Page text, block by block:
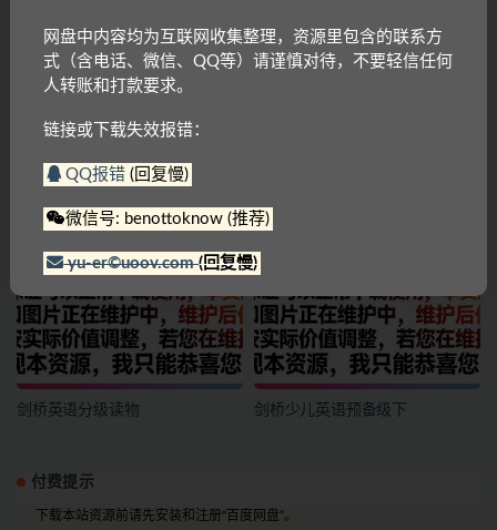
单词课
剑桥英语分级读物 剑桥少儿英语预备级下
付费提示
下载本站资源前请先安装和注册“百度网盘”。
网盘中内容均为互联网收集整理，资源里包含的联系方
式（含电话、微信、QQ等）请谨慎对待，不要轻信任何
人转账和打款要求。
链接或下载失效报错：
QQ报错(回复慢)
微信号: benottoknow (推荐)
yu-er©uoov.com(回复慢)